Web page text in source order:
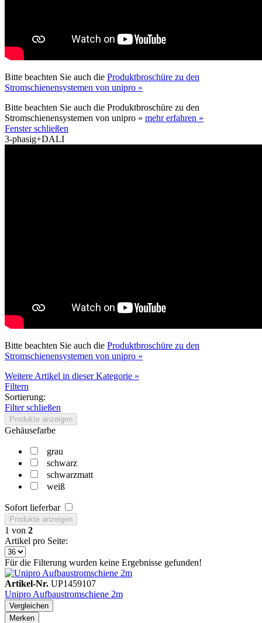
Bitte beachten Sie auch die Produktbroschüre zu den
Stromschienensystemen von unipro »
Bitte beachten Sie auch die Produktbroschüre zu den
Stromschienensystemen von unipro » mehr erfahren »
Fenster schließen
3-phasig+DALI
Bitte beachten Sie auch die Produktbroschüre zu den
Stromschienensystemen von unipro »
Weitere Artikel in dieser Kategorie »
Filtern
Sortierung:
Filter schließen
Produkte anzeigen
Gehäusefarbe
grau
schwarz
schwarzmatt
weiß
Sofort lieferbar
Produkte anzeigen
1 von 2
Artikel pro Seite:
Für die Filterung wurden keine Ergebnisse gefunden!
Artikel-Nr. UP1459107
Unipro Aufbaustromschiene 2m
Vergleichen
Merken